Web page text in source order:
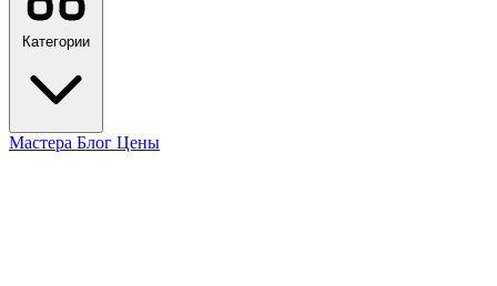
Категории
Мастера Блог Цены